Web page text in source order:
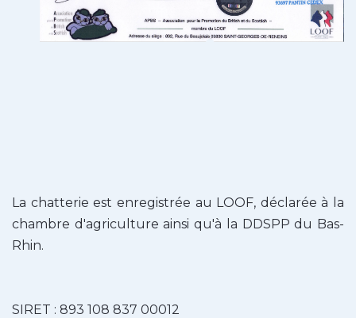
La chatterie est enregistrée au LOOF, déclarée à la
chambre d'agriculture ainsi qu'à la DDSPP du Bas-
Rhin.
SIRET : 893 108 837 00012